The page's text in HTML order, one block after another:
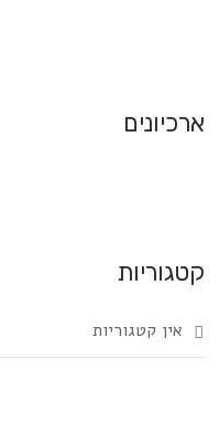
ארכיונים
קטגוריות
אין קטגוריות